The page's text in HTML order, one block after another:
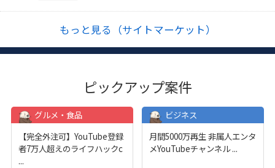
もっと見る（サイトマーケット）
ピックアップ案件
グルメ・食品
【完全外注可】YouTube登録
者7万人超えのライフハックc
...
ビジネス
月間5000万再生 非属人エンタ
メYouTubeチャンネル...